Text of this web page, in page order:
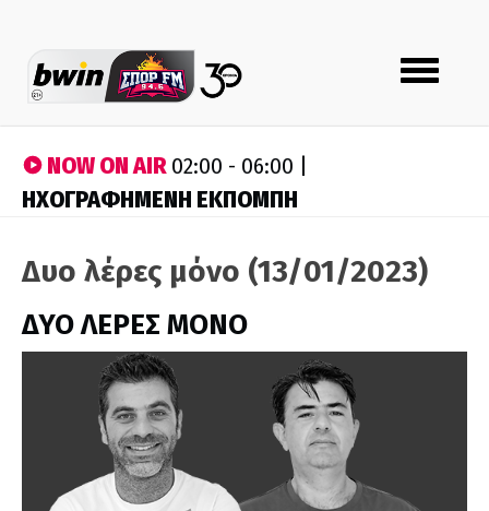
Toggle
navigation
NOW ON AIR02:00 - 06:00 |
ΗΧΟΓΡΑΦΗΜΕΝΗ ΕΚΠΟΜΠΗ
Δυο λέρες μόνο (13/01/2023)
ΔΥΟ ΛΕΡΕΣ ΜΟΝΟ